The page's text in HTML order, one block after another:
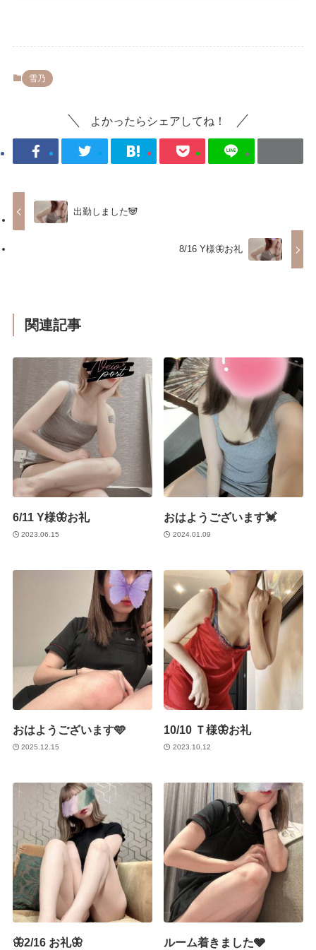
雪乃
よかったらシェアしてね！
出勤しました🐼
8/16 Y様🦋お礼
関連記事
6/11 Y様🦋お礼
2023.06.15
おはようございます💓
2024.01.09
おはようございます🩵
2025.12.15
10/10 Ｔ様🦋お礼
2023.10.12
🦋2/16 お礼🦋 ルーム着きました🩶